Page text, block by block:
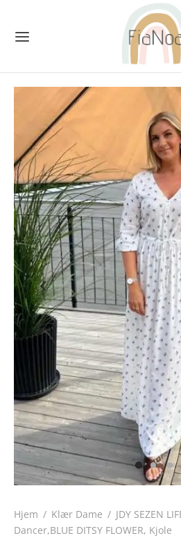
Hjem / Klær Dame / JDY SEZEN
Dancer,BLUE DITSY FLOWER, Kjole